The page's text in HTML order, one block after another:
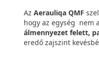
Az Aerauliqa QMF
hogy az egység nem
álmennyezet felett,
eredő zajszint